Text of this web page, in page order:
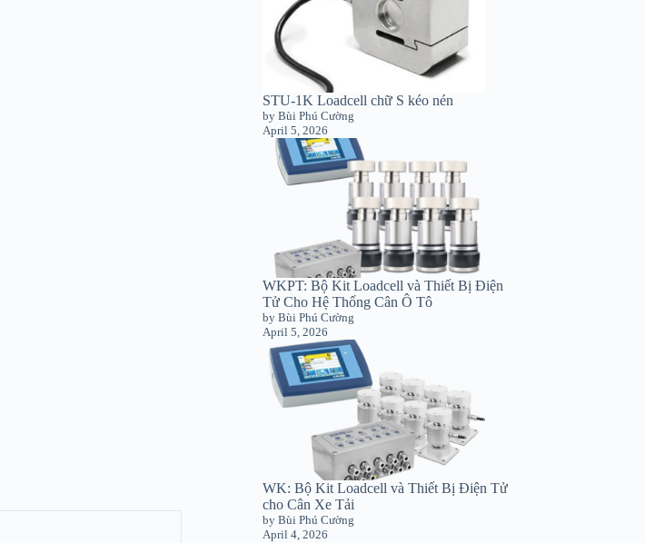
STU-1K Loadcell chữ S kéo nén
by Bùi Phú Cường
April 5, 2026
WKPT: Bộ Kit Loadcell và Thiết Bị Điện
Tử Cho Hệ Thống Cân Ô Tô
by Bùi Phú Cường
April 5, 2026
WK: Bộ Kit Loadcell và Thiết Bị Điện Tử
cho Cân Xe Tải
by Bùi Phú Cường
April 4, 2026